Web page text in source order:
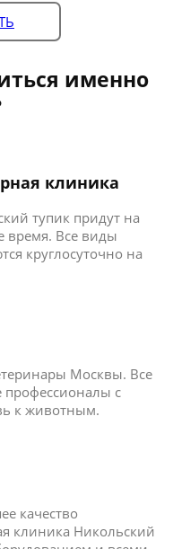
именно
клиника
тупик придут на
время. Все виды
круглосуточно на
Москвы. Все
с
к животным.
качество
клиника Никольский